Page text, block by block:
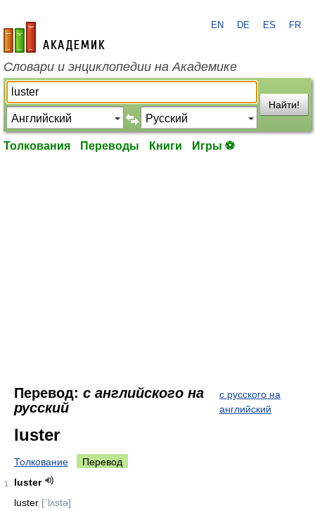
academic.ru
EN DE ES FR
Словари и энциклопедии на Академике
Найти!
Толкования Переводы Книги Игры ⚽
Перевод: с английского на
русский
с русского на
английский
luster
Толкование Перевод
1
luster
luster [ˊlʌstə]